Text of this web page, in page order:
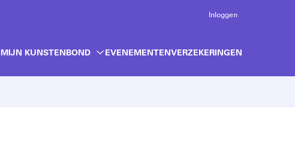
Inloggen
MIJN KUNSTENBOND EVENEMENTENVERZEKERINGEN